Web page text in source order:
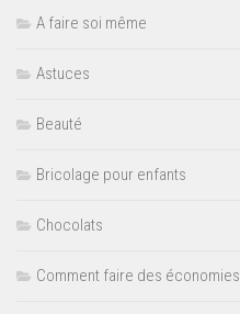
A faire soi même
Astuces
Beauté
Bricolage pour enfants
Chocolats
Comment faire des économies